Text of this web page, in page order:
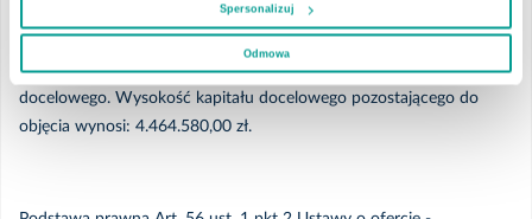
Spersonalizuj
Odmowa
Marzec
wynosi: 676 207.
Podwyższenie kapitału zakładowego nastąpiło w ramach kapitału
docelowego. Wysokość kapitału docelowego pozostającego do
objęcia wynosi: 4.464.580,00 zł.